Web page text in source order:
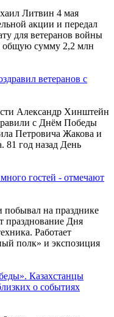
Литвин 4 мая
акции и передал
для ветеранов войны
общую сумму 2,2 млн
ветеранов с
Александр Хинштейн
с Днём Победы
Петровича Жакова и
год назад День
гостей - отмечают
побывал на празднике
празднование Дня
Работает
полк» и экспозиция
Казахстанцы
о событиях